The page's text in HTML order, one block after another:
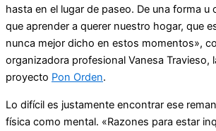
hasta en el lugar de paseo. De una forma u
que aprender a querer nuestro hogar, que
nunca mejor dicho en estos momentos»,
organizadora profesional Vanesa Travieso,
proyecto Pon Orden.
Lo difícil es justamente encontrar ese
física como mental. «Razones para estar